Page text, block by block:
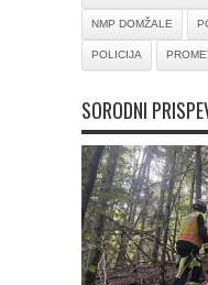
NMP DOMŽALE
POLICIJA
SORODNI